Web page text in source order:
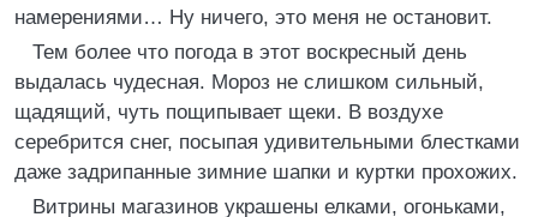
намерениями… Ну ничего, это меня не остановит.
Тем более что погода в этот воскресный день
выдалась чудесная. Мороз не слишком сильный,
щадящий, чуть пощипывает щеки. В воздухе
серебрится снег, посыпая удивительными блестками
даже задрипанные зимние шапки и куртки прохожих.
Витрины магазинов украшены елками, огоньками,